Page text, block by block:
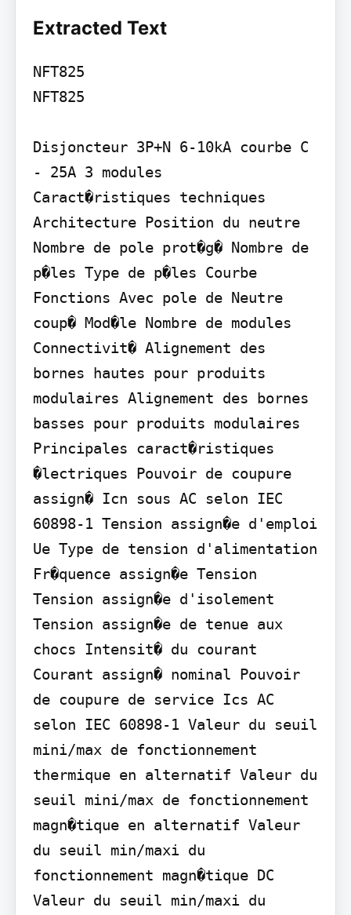
Extracted Text
NFT825
NFT825
Disjoncteur 3P+N 6-10kA courbe C
- 25A 3 modules
Caract�ristiques techniques
Architecture Position du neutre
Nombre de pole prot�g� Nombre de
p�les Type de p�les Courbe
Fonctions Avec pole de Neutre
coup� Mod�le Nombre de modules
Connectivit� Alignement des
bornes hautes pour produits
modulaires Alignement des bornes
basses pour produits modulaires
Principales caract�ristiques
�lectriques Pouvoir de coupure
assign� Icn sous AC selon IEC
60898-1 Tension assign�e d'emploi
Ue Type de tension d'alimentation
Fr�quence assign�e Tension
Tension assign�e d'isolement
Tension assign�e de tenue aux
chocs Intensit� du courant
Courant assign� nominal Pouvoir
de coupure de service Ics AC
selon IEC 60898-1 Valeur du seuil
mini/max de fonctionnement
thermique en alternatif Valeur du
seuil mini/max de fonctionnement
magn�tique en alternatif Valeur
du seuil min/maxi du
fonctionnement magn�tique DC
Valeur du seuil min/maxi du